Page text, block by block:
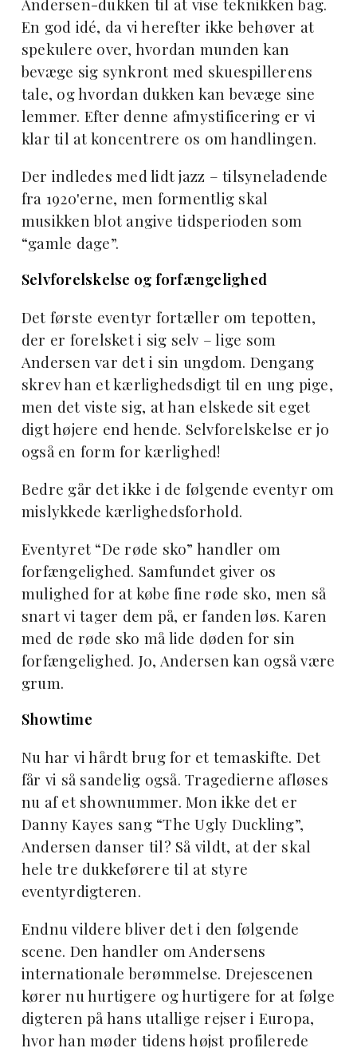
Andersen-dukken til at vise teknikken bag.
En god idé, da vi herefter ikke behøver at
spekulere over, hvordan munden kan
bevæge sig synkront med skuespillerens
tale, og hvordan dukken kan bevæge sine
lemmer. Efter denne afmystificering er vi
klar til at koncentrere os om handlingen.
Der indledes med lidt jazz – tilsyneladende
fra 1920'erne, men formentlig skal
musikken blot angive tidsperioden som
“gamle dage”.
Selvforelskelse og forfængelighed
Det første eventyr fortæller om tepotten,
der er forelsket i sig selv – lige som
Andersen var det i sin ungdom. Dengang
skrev han et kærlighedsdigt til en ung pige,
men det viste sig, at han elskede sit eget
digt højere end hende. Selvforelskelse er jo
også en form for kærlighed!
Bedre går det ikke i de følgende eventyr om
mislykkede kærlighedsforhold.
Eventyret “De røde sko” handler om
forfængelighed. Samfundet giver os
mulighed for at købe fine røde sko, men så
snart vi tager dem på, er fanden løs. Karen
med de røde sko må lide døden for sin
forfængelighed. Jo, Andersen kan også være
grum.
Showtime
Nu har vi hårdt brug for et temaskifte. Det
får vi så sandelig også. Tragedierne afløses
nu af et shownummer. Mon ikke det er
Danny Kayes sang “The Ugly Duckling”,
Andersen danser til? Så vildt, at der skal
hele tre dukkeførere til at styre
eventyrdigteren.
Endnu vildere bliver det i den følgende
scene. Den handler om Andersens
internationale berømmelse. Drejescenen
kører nu hurtigere og hurtigere for at følge
digteren på hans utallige rejser i Europa,
hvor han møder tidens højst profilerede